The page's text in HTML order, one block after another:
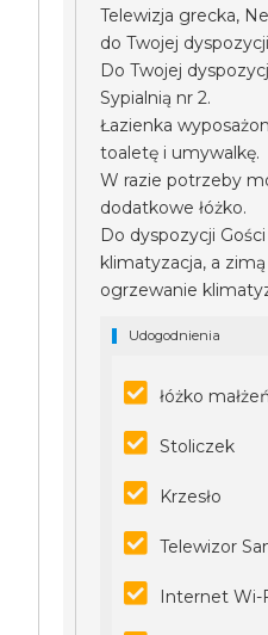
Telewizja grecka,
do Twojej
Do Twojej
Sypialnią nr 2.
Łazienka
toaletę i umywalkę.
W razie potrzeby
dodatkowe łóżko.
Do dyspozycji
klimatyzacja, a
ogrzewanie
Udogodnienia
łóżko
Stoliczek
Krzesło
Telewizor
Internet Wi-